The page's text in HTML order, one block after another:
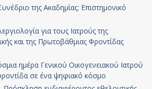
της Ακαδημίας: Επιστημονικό
για τους Ιατρούς της
και της Πρωτοβάθμιας Φροντίδας
ημέρα Γενικού Οικογενειακού Ιατρού
σε ένα ψηφιακό κόσμο